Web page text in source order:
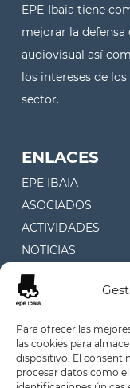
Para ofrecer las
las cookies para
dispositivo. El
procesar datos como
EPE-Ibaia tiene
mejorar la
audiovisual así
los intereses de
sector.
ENLACES
EPE IBAIA
ASOCIADOS
ACTIVIDADES
NOTICIAS
CONTACTO
CONTACTO
Juan Fermín
Oficina 107